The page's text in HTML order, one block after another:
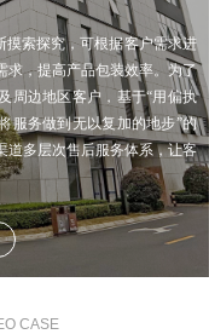
索探究，可根据客户需求进
求，提高产品包装效率。为了
周边地区客户，基于“用偏执
服务做到无以复加的地步”的
道多层次售后服务体系，让客
CASE